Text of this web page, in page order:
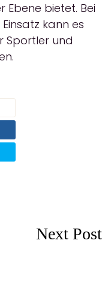
Ebene bietet. Bei
kann es
Sportler und
Next Post